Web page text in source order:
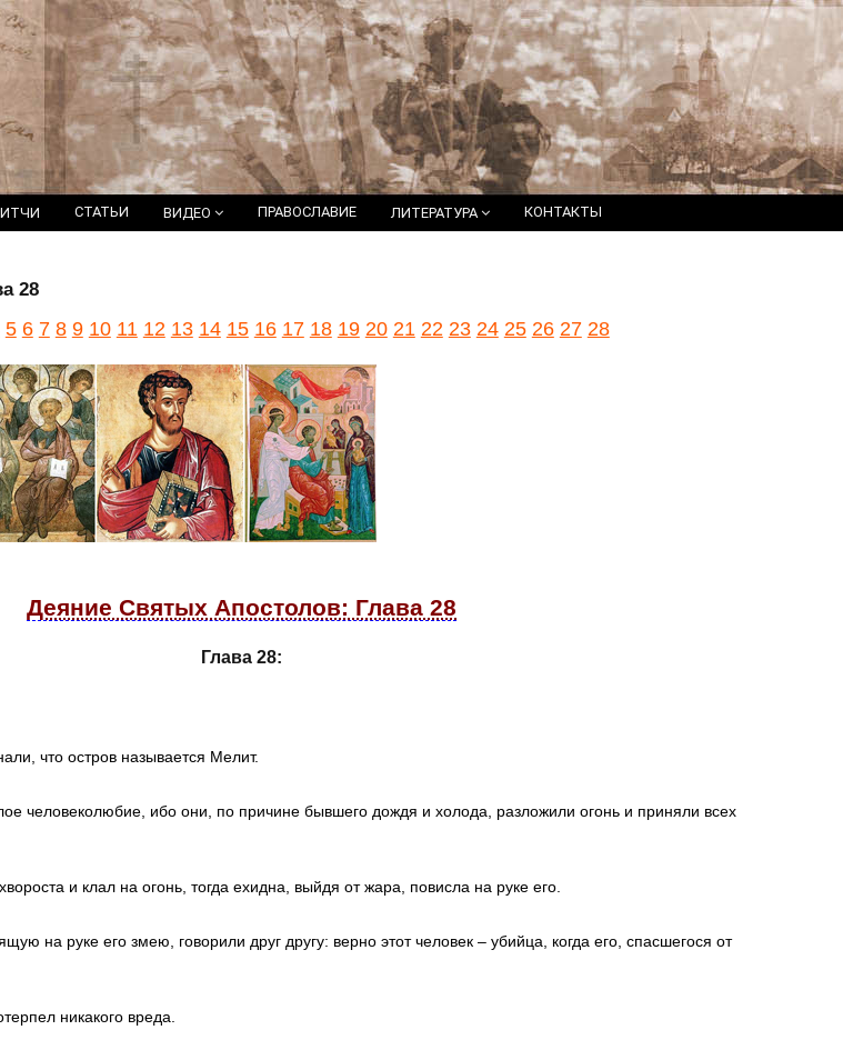
СТАТЬИ ВИДЕО ПРАВОСЛАВИЕ ЛИТЕРАТУРА КОНТАКТЫ
28
5 6 7 8 9 10 11 12 13 14 15 16 17 18 19 20 21 22 23 24 25 26 27 28
Деяние Святых Апостолов: Глава 28
Глава 28:
что остров называется Мелит.
человеколюбие, ибо они, по причине бывшего дождя и холода, разложили огонь и приняли всех
и клал на огонь, тогда ехидна, выйдя от жара, повисла на руке его.
на руке его змею, говорили друг другу: верно этот человек – убийца, когда его, спасшегося от
никакого вреда.